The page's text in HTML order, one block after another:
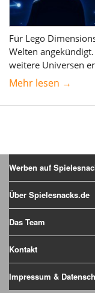
Für Lego
Welten
weitere Universen
Mehr lesen →
Werben auf
Über Spielesnacks.de
Das Team
Kontakt
Impressum &